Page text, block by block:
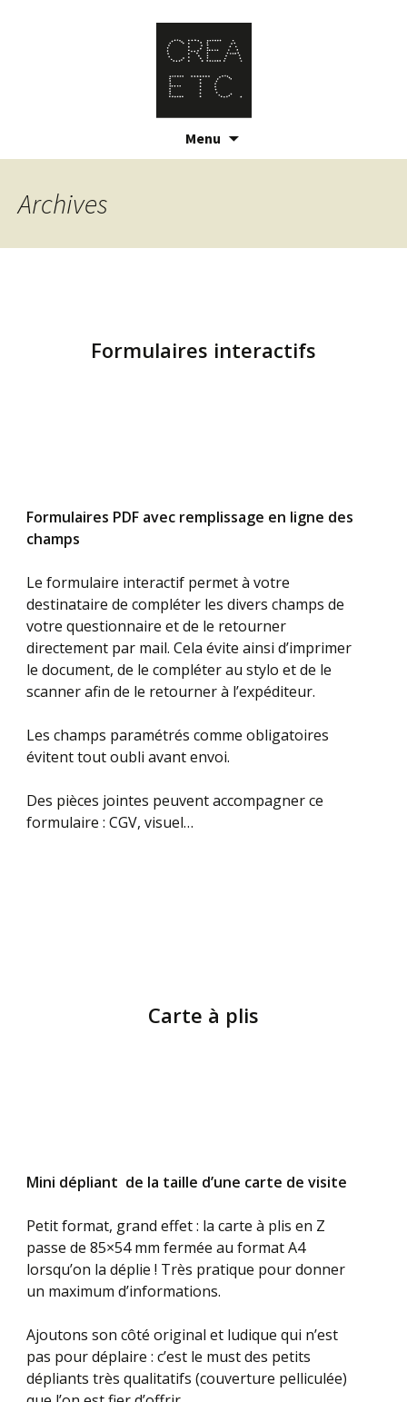
Menu
Archives
Formulaires interactifs
Formulaires PDF avec remplissage en ligne des
champs
Le formulaire interactif permet à votre
destinataire de compléter les divers champs de
votre questionnaire et de le retourner
directement par mail. Cela évite ainsi d’imprimer
le document, de le compléter au stylo et de le
scanner afin de le retourner à l’expéditeur.
Les champs paramétrés comme obligatoires
évitent tout oubli avant envoi.
Des pièces jointes peuvent accompagner ce
formulaire : CGV, visuel…
Carte à plis
Mini dépliant de la taille d’une carte de visite
Petit format, grand effet : la carte à plis en Z
passe de 85×54 mm fermée au format A4
lorsqu’on la déplie ! Très pratique pour donner
un maximum d’informations.
Ajoutons son côté original et ludique qui n’est
pas pour déplaire : c’est le must des petits
dépliants très qualitatifs (couverture pelliculée)